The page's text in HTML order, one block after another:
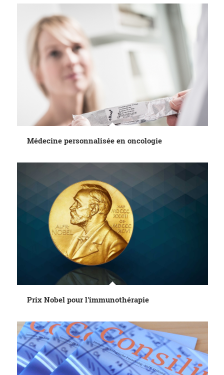
Médecine personnalisée en oncologie
Prix Nobel pour l'immunothérapie